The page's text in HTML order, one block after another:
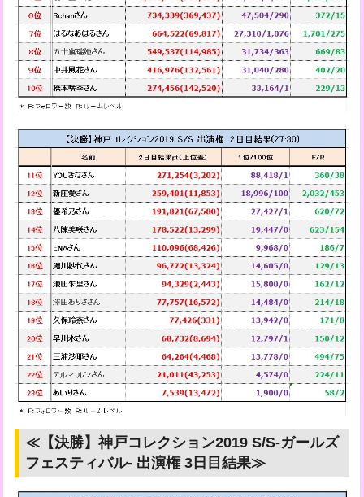
≪【決勝】神戸コレクション2019 S/S-ガールズ
フェスティバル- 出演権 3日目結果≫